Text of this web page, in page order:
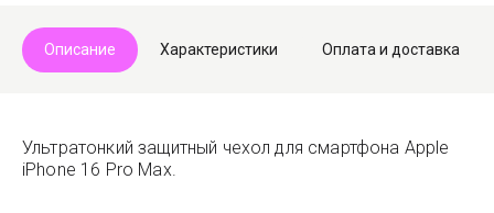
Описание Характеристики Оплата и доставка
Ультратонкий защитный чехол для смартфона Apple
iPhone 16 Pro Max.